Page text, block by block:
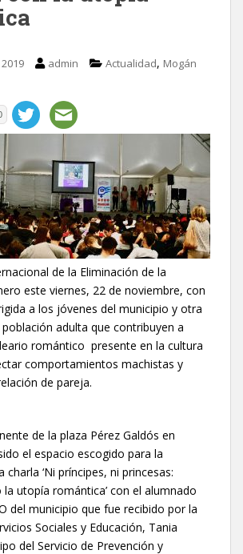
admin Actualidad, Mogán
de la Eliminación de la
este viernes, 22 de noviembre, con
a los jóvenes del municipio y otra
adulta que contribuyen a
romántico presente en la cultura
comportamientos machistas y
de pareja.
de la plaza Pérez Galdós en
el espacio escogido para la
charla ‘Ni príncipes, ni princesas:
utopía romántica’ con el alumnado
del municipio que fue recibido por la
Sociales y Educación, Tania
del Servicio de Prevención y